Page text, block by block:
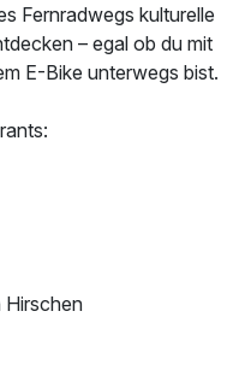
Fernradwegs kulturelle
– egal ob du mit
E-Bike unterwegs bist.
Hirschen